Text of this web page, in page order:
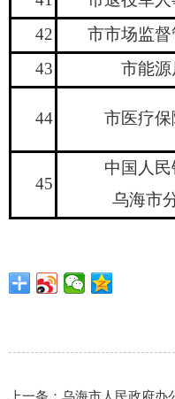
42
市市场监督
43
市能源
44 市医疗保
45
中国人
乌海市
上一条： 乌海市人民政府办